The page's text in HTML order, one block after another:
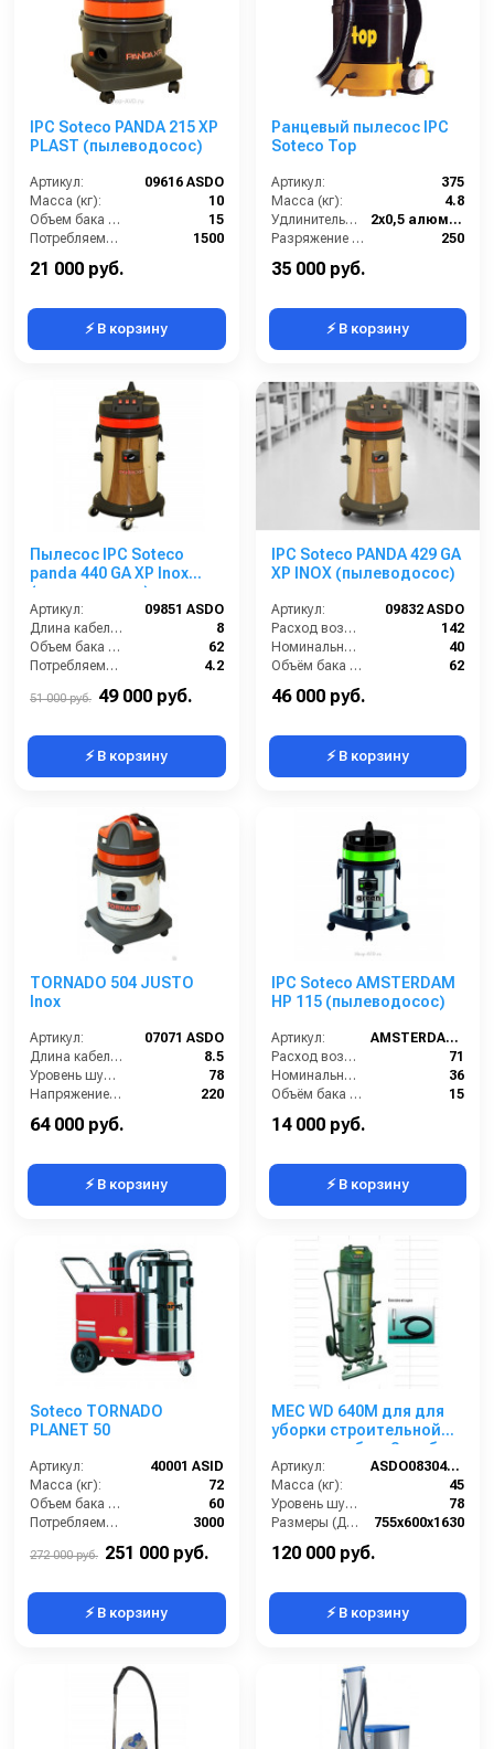
IPC Soteco PANDA 215 XP
PLAST (пылеводосос)
Артикул:
09616 ASDO
Масса (кг):
10
Объем бака (л):
15
Потребляемая мощность (Вт):
1500
21 000 руб.
⚡ В корзину
Ранцевый пылесос IPC
Soteco Top
Артикул:
375
Масса (кг):
4.8
Удлинительные трубки (м):
2х0,5 алюминий в пластике
Разряжение (мБар):
250
35 000 руб.
⚡ В корзину
Пылесос IPC Soteco
panda 440 GA XP Inox
(пылеводосос)
Артикул:
09851 ASDO
Длина кабеля (м):
8
Объем бака (л):
62
Потребляемая мощность (кВт):
4.2
51 000 руб. 49 000 руб.
⚡ В корзину
IPC Soteco PANDA 429 GA
XP INOX (пылеводосос)
Артикул:
09832 ASDO
Расход воздуха (л/сек):
142
Номинальный диаметр принадлежностей (мм):
40
Объём бака (л):
62
Рабочая ширина основной насадки (мм):
46 000 руб.
⚡ В корзину
TORNADO 504 JUSTO
Inox
Артикул:
07071 ASDO
Длина кабеля (м):
8.5
Уровень шума (дБ):
78
Напряжение (В):
220
Мощность (кВт):
64 000 руб.
⚡ В корзину
IPC Soteco AMSTERDAM
HP 115 (пылеводосос)
Артикул:
AMSTERDAM115
Расход воздуха (л/сек):
71
Номинальный диаметр принадлежностей (мм):
36
Объём бака (л):
15
Разрежение / сила всасывания (мбар):
14 000 руб.
⚡ В корзину
Soteco TORNADO
PLANET 50
Артикул:
40001 ASID
Масса (кг):
72
Объем бака (л):
60
Потребляемая мощность (Вт):
3000
272 000 руб. 251 000 руб.
⚡ В корзину
MEC WD 640M для для
уборки строительной
пыли,мет. бак, 3 турб,
3300 Вт, 112 л.гараж.к.
Артикул:
ASDO08304/MEC V640 M
Масса (кг):
45
Уровень шума (дБ):
78
Размеры (ДхШхВ):
755х600х1630
120 000 руб.
⚡ В корзину